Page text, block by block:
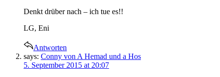
Denkt drüber nach – ich tue es!!
LG, Eni
Antworten
says: Conny von A Hemad und a Hos
5. September 2015 at 20:07